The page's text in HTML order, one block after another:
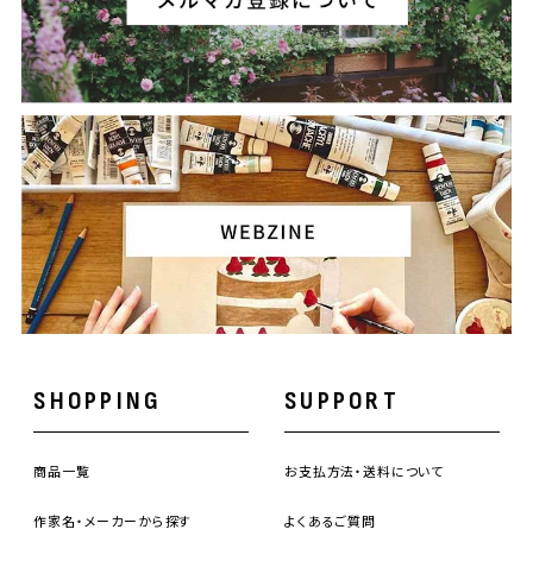
SHOPPING
商品一覧
作家名・メーカーから探す
SUPPORT
お支払方法・送料について
よくあるご質問